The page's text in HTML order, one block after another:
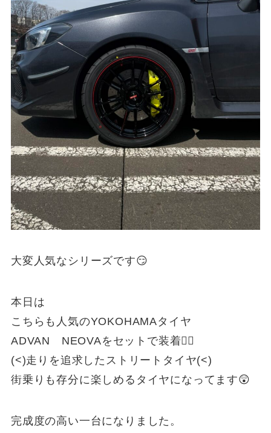
大変人気なシリーズです😏
本日は
こちらも人気のYOKOHAMAタイヤ
ADVAN NEOVAをセットで装着🙆‍♂️
(<)走りを追求したストリートタイヤ(<)
街乗りも存分に楽しめるタイヤになってます😲
完成度の高い一台になりました。